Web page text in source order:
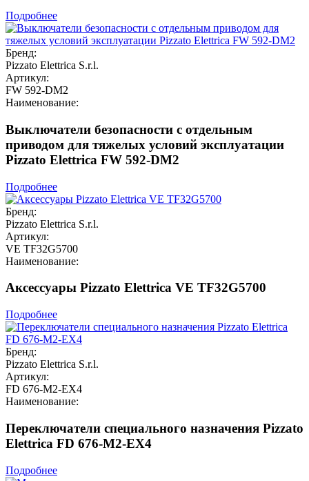
Подробнее
Бренд:
Pizzato Elettrica S.r.l.
Артикул:
FW 592-DM2
Наименование:
Выключатели безопасности с отдельным
приводом для тяжелых условий эксплуатации
Pizzato Elettrica FW 592-DM2
Подробнее
Бренд:
Pizzato Elettrica S.r.l.
Артикул:
VE TF32G5700
Наименование:
Аксессуары Pizzato Elettrica VE TF32G5700
Подробнее
Бренд:
Pizzato Elettrica S.r.l.
Артикул:
FD 676-M2-EX4
Наименование:
Переключатели специального назначения Pizzato
Elettrica FD 676-M2-EX4
Подробнее